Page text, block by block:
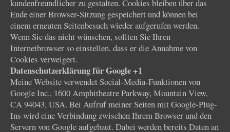
kundenfreundlicher zu gestalten. Cookies bleiben über das
Ende einer Browser-Sitzung gespeichert und können bei
einem erneuten Seitenbesuch wieder aufgerufen werden.
Wenn Sie das nicht wünschen, sollten Sie Ihren
Internetbrowser so einstellen, dass er die Annahme von
Cookies verweigert.
Datenschutzerklärung für Google +1
Meine Website verwendet Social-Media-Funktionen von
Google Inc., 1600 Amphitheatre Parkway, Mountain View,
CA 94043, USA. Bei Aufruf meiner Seiten mit Google-Plug-
Ins wird eine Verbindung zwischen Ihrem Browser und den
Servern von Google aufgebaut. Dabei werden bereits Daten an